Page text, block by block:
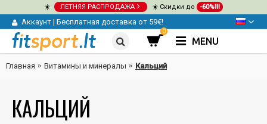
☀️ ЛЕТНЯЯ РАСПРОДАЖА ☀️ Скидки до -60%!!!
Аккаунт | Бесплатная доставка от 59€!
0
MENU
Главная Витамины и минералы Кальций
КАЛЬЦИЙ